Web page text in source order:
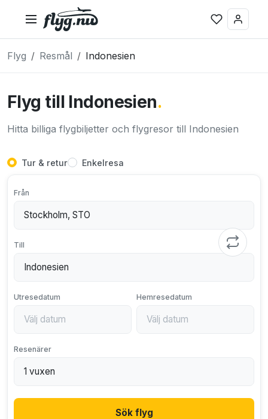
Flyg Resmål Indonesien
Flyg till Indonesien.
Hitta billiga flygbiljetter och flygresor till Indonesien
Tur & retur Enkelresa
Från
Till
Utresedatum Hemresedatum
Resenärer
Sök flyg